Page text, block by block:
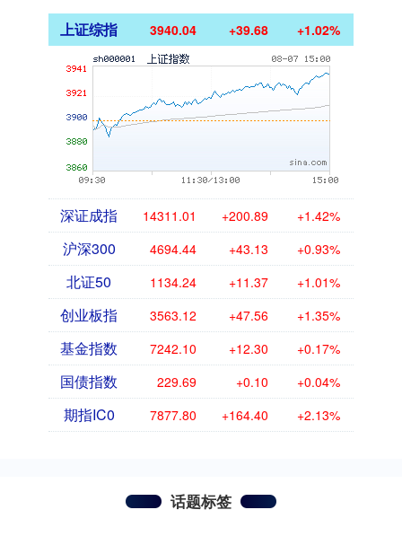
上证综指 3940.04 +39.68 +1.02%
深证成指 14311.01 +200.89 +1.42%
沪深300 4694.44 +43.13 +0.93%
北证50 1134.24 +11.37 +1.01%
创业板指 3563.12 +47.56 +1.35%
基金指数 7242.10 +12.30 +0.17%
国债指数 229.69 +0.10 +0.04%
期指IC0 7877.80 +164.40 +2.13%
话题标签